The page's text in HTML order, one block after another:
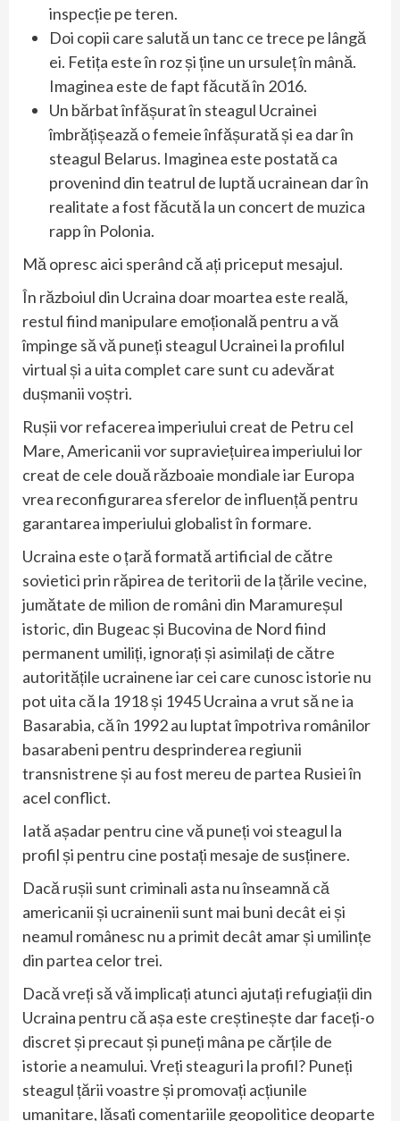
inspecție pe teren.
Doi copii care salută un tanc ce trece pe lângă
ei. Fetița este în roz și ține un ursuleț în mână.
Imaginea este de fapt făcută în 2016.
Un bărbat înfășurat în steagul Ucrainei
îmbrățișează o femeie înfășurată și ea dar în
steagul Belarus. Imaginea este postată ca
provenind din teatrul de luptă ucrainean dar în
realitate a fost făcută la un concert de muzica
rapp în Polonia.
Mă opresc aici sperând că ați priceput mesajul.
În războiul din Ucraina doar moartea este reală,
restul fiind manipulare emoțională pentru a vă
împinge să vă puneți steagul Ucrainei la profilul
virtual și a uita complet care sunt cu adevărat
dușmanii voștri.
Rușii vor refacerea imperiului creat de Petru cel
Mare, Americanii vor supraviețuirea imperiului lor
creat de cele două războaie mondiale iar Europa
vrea reconfigurarea sferelor de influență pentru
garantarea imperiului globalist în formare.
Ucraina este o țară formată artificial de către
sovietici prin răpirea de teritorii de la țările vecine,
jumătate de milion de români din Maramureșul
istoric, din Bugeac și Bucovina de Nord fiind
permanent umiliți, ignorați și asimilați de către
autoritățile ucrainene iar cei care cunosc istorie nu
pot uita că la 1918 și 1945 Ucraina a vrut să ne ia
Basarabia, că în 1992 au luptat împotriva românilor
basarabeni pentru desprinderea regiunii
transnistrene și au fost mereu de partea Rusiei în
acel conflict.
Iată așadar pentru cine vă puneți voi steagul la
profil și pentru cine postați mesaje de susținere.
Dacă rușii sunt criminali asta nu înseamnă că
americanii și ucrainenii sunt mai buni decât ei și
neamul românesc nu a primit decât amar și umilințe
din partea celor trei.
Dacă vreți să vă implicați atunci ajutați refugiații din
Ucraina pentru că așa este creștinește dar faceți-o
discret și precaut și puneți mâna pe cărțile de
istorie a neamului. Vreți steaguri la profil? Puneți
steagul țării voastre și promovați acțiunile
umanitare, lăsați comentariile geopolitice deoparte